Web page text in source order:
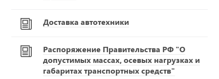
Доставка автотехники
Распоряжение Правительства РФ "О
допустимых массах, осевых нагрузках и
габаритах транспортных средств"